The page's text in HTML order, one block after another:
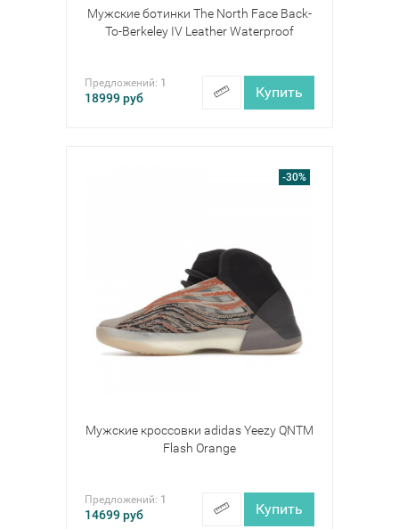
Мужские ботинки The North Face Back-
To-Berkeley IV Leather Waterproof
Предложений: 1
18999руб Купить
-30%
Мужские кроссовки adidas Yeezy QNTM
Flash Orange
Предложений: 1
14699руб Купить